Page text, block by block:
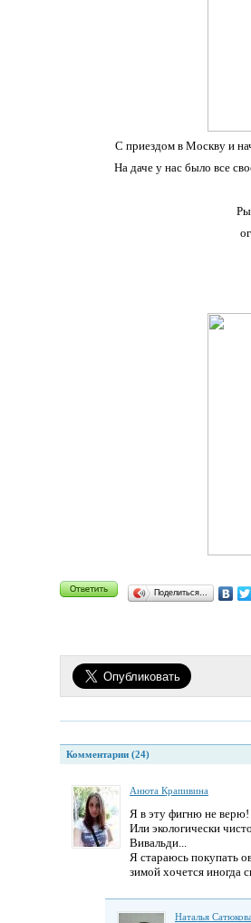
С приездом в Москву и
На даче у нас было все
Поделиться…
Комментарии (24)
Анюта Крапивина
Я в эту фигню не верю!
Или экологически
Вивальди...
Я стараюсь покупать
зимой хочется иногда
Наталья Сатюкова